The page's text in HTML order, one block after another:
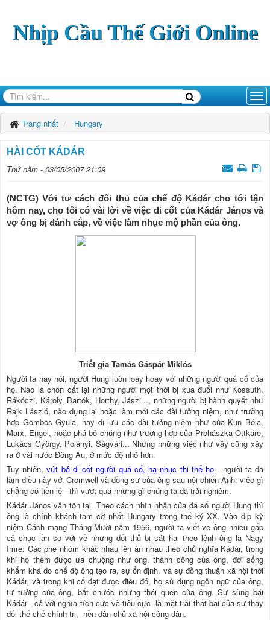
Nhịp Cầu Thế Giới Online
Trang nhất Hungary
HÀI CỐT KÁDÁR
Thứ năm - 03/05/2007 21:09
(NCTG) Với tư cách đối thủ của chế độ Kádár cho tới tận
hôm nay, cho tôi có vài lời về việc di cốt của Kádár János và
vợ ông bị đánh cắp, về việc làm nhục mộ phần của ông.
Triết gia Tamás Gáspár Miklós
Người ta hay nói, người Hung luôn loay hoay với những người quá cố của
họ. Nào là chôn cất lại những người một thời bị xua đuổi như Kossuth,
Rákóczi, Károly, Bartók, Horthy, Jászi..., những người bị hành quyết như
Rajk László, nào dựng lại hoặc làm mới các đài tưởng niệm, như trường
hợp Gömbös Gyula, hay di lưu các đài tưởng niệm như của Kun Béla,
Marx, Engel, hoặc phá bỏ chúng như trường hợp của Prohászka Ottkáre,
Lukács György, Polányi, Ságvári... Nhưng những việc như vậy cũng xảy
ra ở vài nước Đông Âu, ở mức độ nhỏ hơn.
Tuy nhiên,vứt bỏ di cốt người quá cố, hạ nhục thi thể họ - người ta đã
làm điều này với Cromwell và đồng sự của ông sau nội chiến Anh: việc gì
chẳng có tiền lệ - thì vượt quá những gì chúng ta đã trải nghiệm.
Kádár János vẫn tồn tại. Theo cách nhìn nhận của đa số người Hung thì
ông là chính khách tầm cỡ nhất Hungary trong thế kỷ XX. Vào dịp kỷ
niệm Cách mạng Tháng Mười năm 1956, người ta viết về ông nhiều gấp
cả chục lần so với về những đối thủ bị sát hại theo lệnh ông là Nagy
Imre. Các phe nhóm khác nhau lên án nhau theo chủ nghĩa Kádár, trong
khi họ thèm được ưa chuộng như ông, thành công của ông, đời sống
khấm khá do chế độ ông tạo ra, sự ổn định, và sự đồng thuận xã hội thời
Kádár, và trong khi cố đạt được điều đó, họ sử dụng ngôn ngữ của ông,
tư tưởng của ông, bắt chước những thói quen của ông. Sự sùng bái
Kádár - cả với nghĩa tích cực và tiêu cực- là mặt trái thất bại của sự thay
đổi thể chế chính trị, nền dân chủ xã hội công dân.